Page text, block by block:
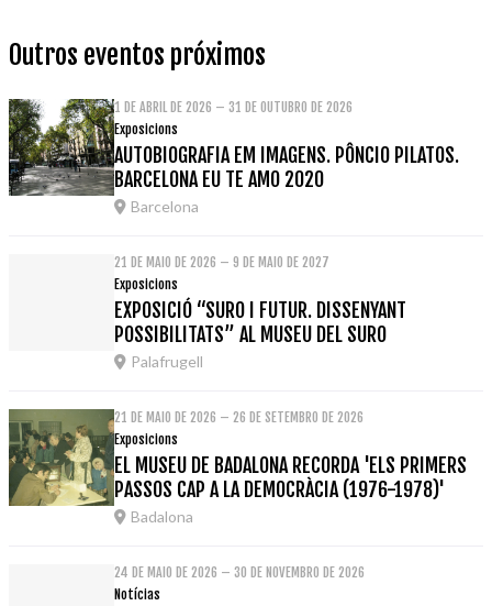
Outros eventos próximos
1 DE ABRIL DE 2026 – 31 DE OUTUBRO DE 2026
Exposicions
AUTOBIOGRAFIA EM IMAGENS. PÔNCIO PILATOS.
BARCELONA EU TE AMO 2020
Barcelona
21 DE MAIO DE 2026 – 9 DE MAIO DE 2027
Exposicions
EXPOSICIÓ “SURO I FUTUR. DISSENYANT
POSSIBILITATS” AL MUSEU DEL SURO
Palafrugell
21 DE MAIO DE 2026 – 26 DE SETEMBRO DE 2026
Exposicions
EL MUSEU DE BADALONA RECORDA 'ELS PRIMERS
PASSOS CAP A LA DEMOCRÀCIA (1976-1978)'
Badalona
24 DE MAIO DE 2026 – 30 DE NOVEMBRO DE 2026
Notícias